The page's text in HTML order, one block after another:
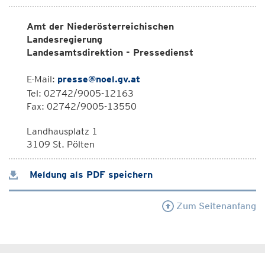
Amt der Niederösterreichischen
Landesregierung
Landesamtsdirektion - Pressedienst
E-Mail: presse@noel.gv.at
Tel: 02742/9005-12163
Fax: 02742/9005-13550
Landhausplatz 1
3109 St. Pölten
Meldung als PDF speichern
Zum Seitenanfang